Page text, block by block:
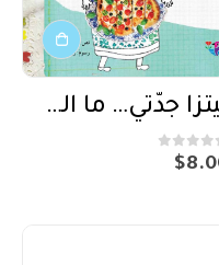
بيتزا جدّتي… ما السر؟
out of 5
$